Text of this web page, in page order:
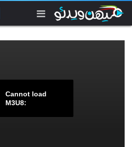
Cannot load
M3U8: